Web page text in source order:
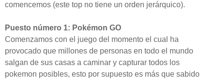
comencemos (este top no tiene un orden jerárquico).
Puesto número 1: Pokémon GO
Comenzamos con el juego del momento el cual ha
provocado que millones de personas en todo el mundo
salgan de sus casas a caminar y capturar todos los
pokemon posibles, esto por supuesto es más que sabido